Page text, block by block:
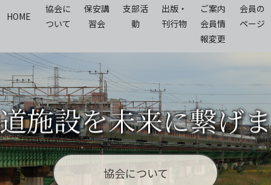
HOME
協会に
ついて
保安講
習会
支部活
動
出版・
刊行物
ご案内
会員情
報変更
会員の
ページ
施設を未来に繋げ
協会について